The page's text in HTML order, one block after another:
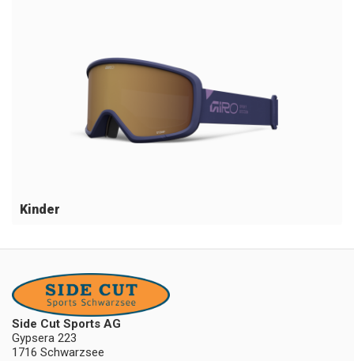
Kinder
Side Cut Sports AG
Gypsera 223
1716 Schwarzsee